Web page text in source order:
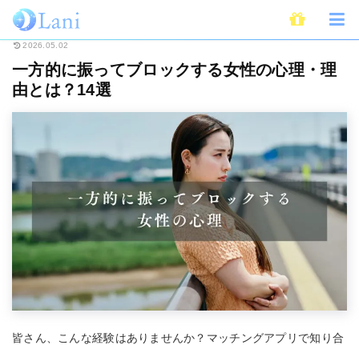
ホーム 恋愛 一方的に振ってブロックする女性の心理・理由とは？14選
2026.05.02
一方的に振ってブロックする女性の心理・理
由とは？14選
皆さん、こんな経験はありませんか？マッチングアプリで知り合